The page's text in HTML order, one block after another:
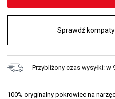
Sprawdź
Przybliżony czas wysyłki: w
100% oryginalny pokrowiec na